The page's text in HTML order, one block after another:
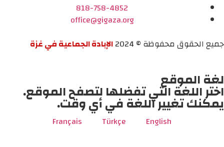
818-758-4852
office@gigaza.org
جميع الحقوق محفوظة © 2024
الإبادة الجماعية في غزة
لغة الموقع
اختر اللغة التي تفضلها لتصفح الموقع.
يمكنك تغيير اللغة في أي وقت.
English
Türkçe
Français